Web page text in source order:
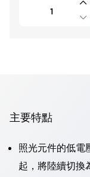
主要特點
照光元件的低
起，將陸續切換